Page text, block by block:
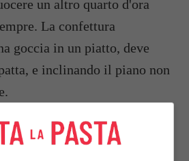
La confettura
goccia in un piatto, deve
e inclinando il piano non